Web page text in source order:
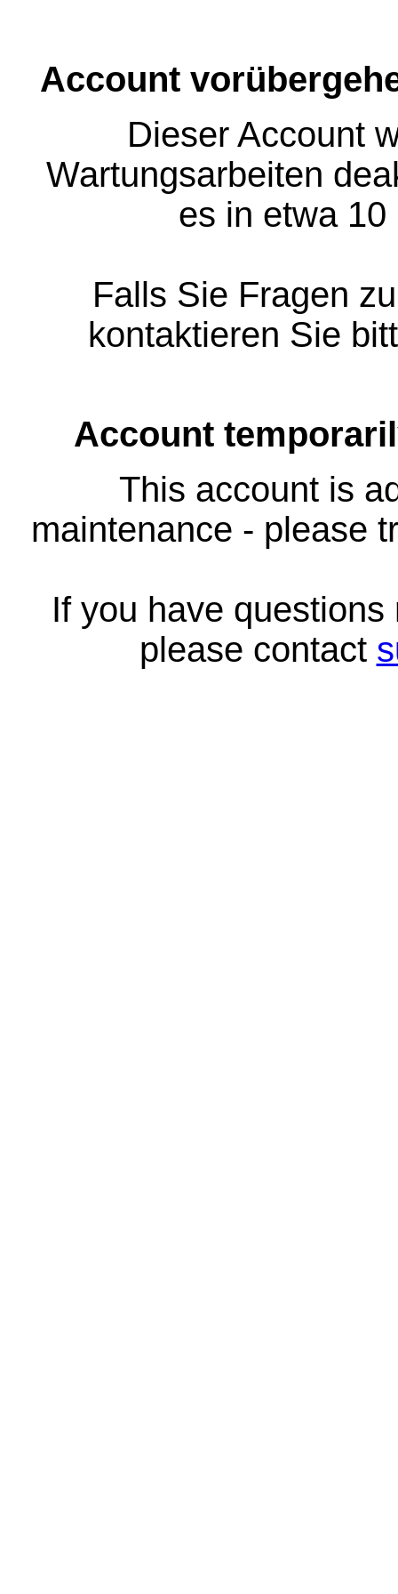
Account
Dieser Account
Wartungsarbeiten
es in etwa
Falls Sie Fragen
kontaktieren Sie
Account
This account is
maintenance - please
If you have
please contact